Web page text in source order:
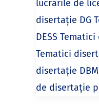
lucrările de
disertație DG
DESS
Tematici
disertație
de disertație